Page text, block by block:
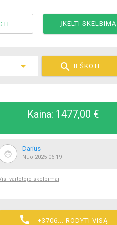
ĮKELTI SKELBIMĄ
 IEŠKOTI
Kaina: 1477,00 €
Darius
Nuo 2025 06 19
vartotojo skelbimai
 +3706... RODYTI VISĄ